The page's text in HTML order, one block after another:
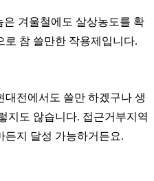
겨울철에도 살상농도를 확
로 참 쓸만한 작용제입니다.
대전에서도 쓸만 하겠구나 생
지도 않습니다. 접근거부지역
든지 달성 가능하거든요.